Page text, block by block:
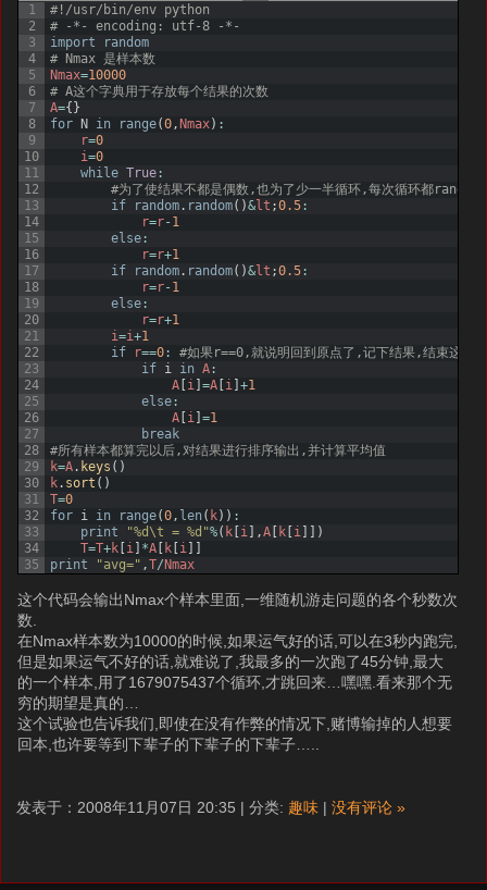
1
2
3
4
5
6
7
8
9
10
11
12
13
14
15
16
17
18
19
20
21
22
23
24
25
26
27
28
29
30
31
32
33
34
35
#!/usr/bin/env python
# -*- encoding: utf-8 -*-
import
random
# Nmax 是样本数
Nmax=10000
# A这个字典用于存放每个结果的次数
A={}
for N in range(0 ,Nmax) :
r=0
i=0
while True :
#为了使结果不都是偶数,也为了少一半循环,每次循环都random
if
random. random( )&lt ;0.5 :
r=r-1
else :
r=r+1
if
random. random( )&lt ;0.5 :
r=r-1
else :
r=r+1
i=i+1
if
r==0:
#如果r==0,就说明回到原点了,记下结果,结束这个
if i in A :
A [i ]=A [i ]+1
else :
A [i ]=1
break
#所有样本都算完以后,对结果进行排序输出,并计算平均值
k=A. keys ( )
k. sort ( )
T=0
for i in range(0 , len( k) ) :
print
"%d\t = %d"%( k [i ] ,A [ k [i ] ] )
T=T+k [i ] *A [ k [i ] ]
print
"avg=" ,T/Nmax
这个代码会输出Nmax个样本里面,一维随机游走问题的各个秒数次
数.
在Nmax样本数为10000的时候,如果运气好的话,可以在3秒内跑完,
但是如果运气不好的话,就难说了,我最多的一次跑了45分钟,最大
的一个样本,用了1679075437个循环,才跳回来…嘿嘿.看来那个无
穷的期望是真的…
这个试验也告诉我们,即使在没有作弊的情况下,赌博输掉的人想要
回本,也许要等到下辈子的下辈子的下辈子…..
发表于：2008年11月07日 20:35 | 分类: 趣味 | 没有评论 »